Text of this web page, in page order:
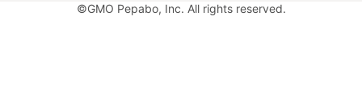
©GMO Pepabo, Inc. All rights reserved.